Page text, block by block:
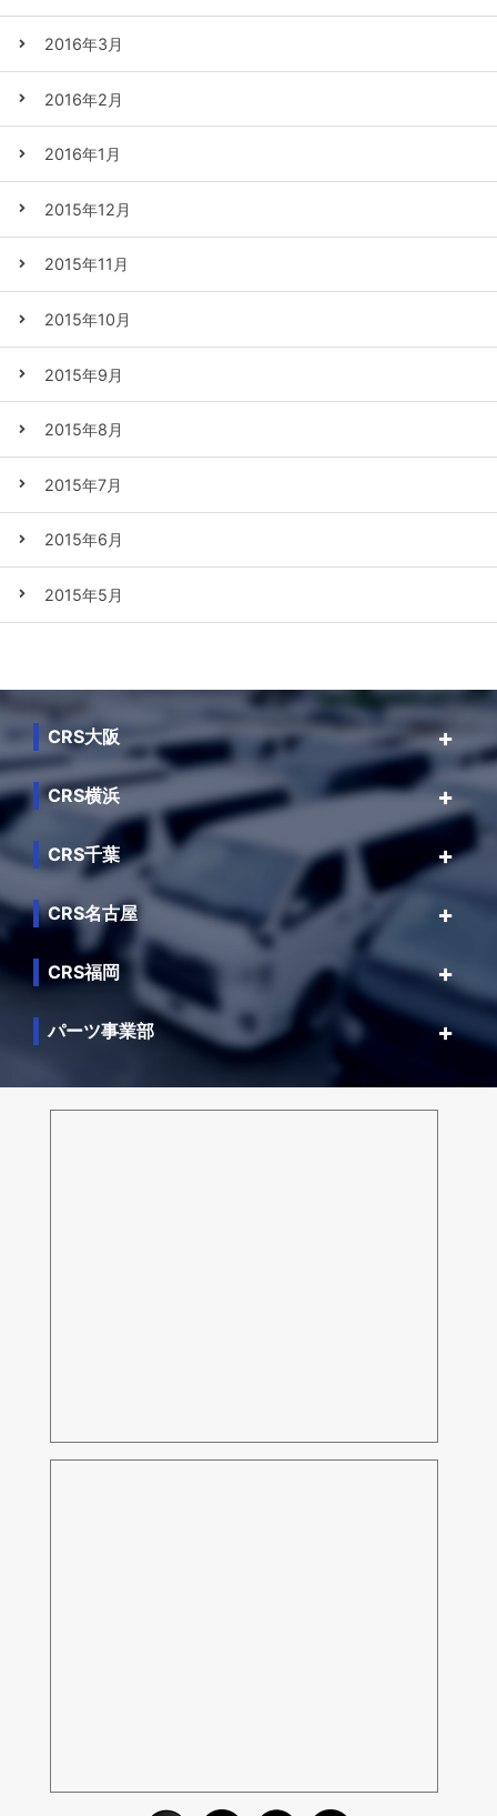
2016年3月
2016年2月
2016年1月
2015年12月
2015年11月
2015年10月
2015年9月
2015年8月
2015年7月
2015年6月
2015年5月
CRS大阪
CRS横浜
CRS千葉
CRS名古屋
CRS福岡
パーツ事業部